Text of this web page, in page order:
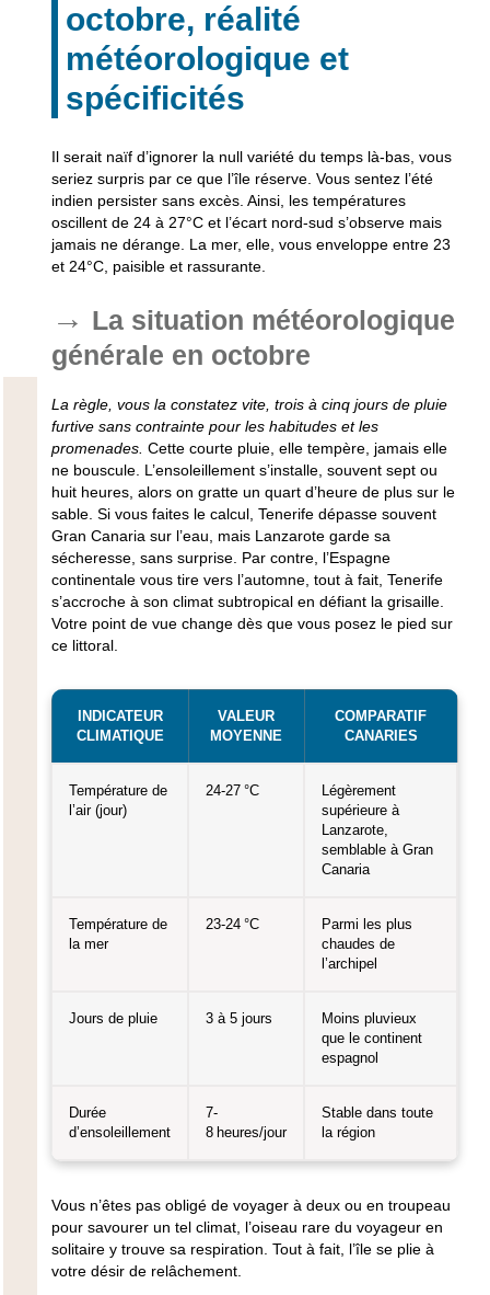
octobre, réalité
météorologique et
spécificités
Il serait naïf d’ignorer la null variété du temps là-bas, vous
seriez surpris par ce que l’île réserve. Vous sentez l’été
indien persister sans excès. Ainsi, les températures
oscillent de 24 à 27°C et l’écart nord-sud s’observe mais
jamais ne dérange. La mer, elle, vous enveloppe entre 23
et 24°C, paisible et rassurante.
La situation météorologique
générale en octobre
La règle, vous la constatez vite, trois à cinq jours de pluie
furtive sans contrainte pour les habitudes et les
promenades. Cette courte pluie, elle tempère, jamais elle
ne bouscule. L’ensoleillement s’installe, souvent sept ou
huit heures, alors on gratte un quart d’heure de plus sur le
sable. Si vous faites le calcul, Tenerife dépasse souvent
Gran Canaria sur l’eau, mais Lanzarote garde sa
sécheresse, sans surprise. Par contre, l’Espagne
continentale vous tire vers l’automne, tout à fait, Tenerife
s’accroche à son climat subtropical en défiant la grisaille.
Votre point de vue change dès que vous posez le pied sur
ce littoral.
INDICATEUR
CLIMATIQUE
VALEUR
MOYENNE
COMPARATIF
CANARIES
Température de
l’air (jour)
24-27 °C
Légèrement
supérieure à
Lanzarote,
semblable à Gran
Canaria
Température de
la mer
23-24 °C
Parmi les plus
chaudes de
l’archipel
Jours de pluie 3 à 5 jours
Moins pluvieux
que le continent
espagnol
Durée
d’ensoleillement
7-
8 heures/jour
Stable dans toute
la région
Vous n’êtes pas obligé de voyager à deux ou en troupeau
pour savourer un tel climat, l’oiseau rare du voyageur en
solitaire y trouve sa respiration. Tout à fait, l’île se plie à
votre désir de relâchement.